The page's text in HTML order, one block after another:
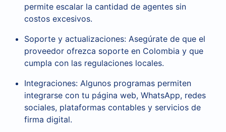
permite escalar la cantidad de agentes sin
costos excesivos.
Soporte y actualizaciones: Asegúrate de que el
proveedor ofrezca soporte en Colombia y que
cumpla con las regulaciones locales.
Integraciones: Algunos programas permiten
integrarse con tu página web, WhatsApp, redes
sociales, plataformas contables y servicios de
firma digital.